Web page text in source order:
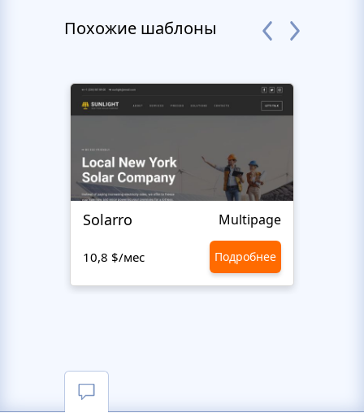
Похожие шаблоны
Solarro Multipage
10,8 $/мес Подробнее